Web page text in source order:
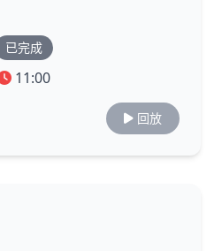
已完成
11:00
回放